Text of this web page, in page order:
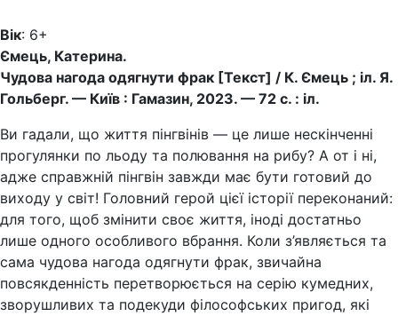
Вік: 6+
Ємець, Катерина.
Чудова нагода одягнути фрак [Текст] / К. Ємець ; іл. Я.
Гольберг. — Київ : Гамазин, 2023. — 72 c. : іл.
Ви гадали, що життя пінгвінів — це лише нескінченні
прогулянки по льоду та полювання на рибу? А от і ні,
адже справжній пінгвін завжди має бути готовий до
виходу у світ! Головний герой цієї історії переконаний:
для того, щоб змінити своє життя, іноді достатньо
лише одного особливого вбрання. Коли з’являється та
сама чудова нагода одягнути фрак, звичайна
повсякденність перетворюється на серію кумедних,
зворушливих та подекуди філософських пригод, які